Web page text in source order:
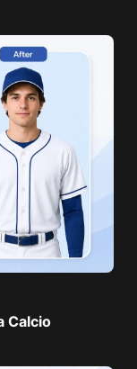
Calcio